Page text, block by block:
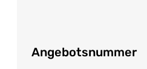
Angebotsnummer